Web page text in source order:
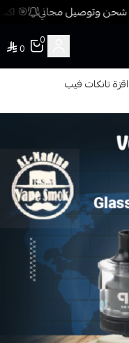
🎯
0
0
اقزة تانكات فيب